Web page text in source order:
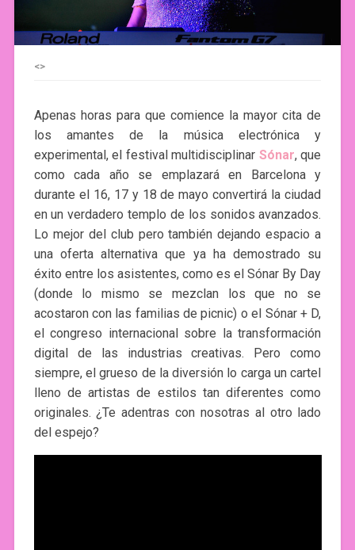
<>
Apenas horas para que comience la mayor cita de
los amantes de la música electrónica y
experimental, el festival multidisciplinar Sónar, que
como cada año se emplazará en Barcelona y
durante el 16, 17 y 18 de mayo convertirá la ciudad
en un verdadero templo de los sonidos avanzados.
Lo mejor del club pero también dejando espacio a
una oferta alternativa que ya ha demostrado su
éxito entre los asistentes, como es el Sónar By Day
(donde lo mismo se mezclan los que no se
acostaron con las familias de picnic) o el Sónar + D,
el congreso internacional sobre la transformación
digital de las industrias creativas. Pero como
siempre, el grueso de la diversión lo carga un cartel
lleno de artistas de estilos tan diferentes como
originales. ¿Te adentras con nosotras al otro lado
del espejo?